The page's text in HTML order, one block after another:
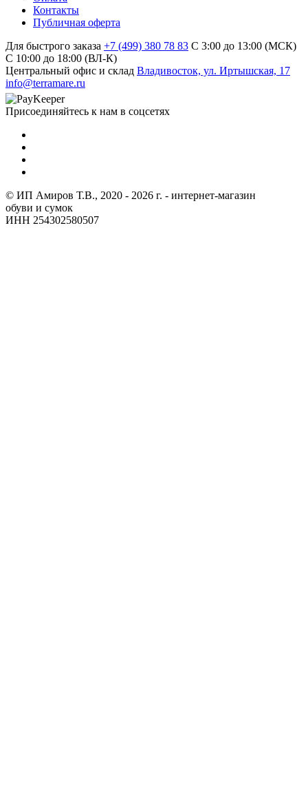
Контакты
Публичная оферта
Для быстрого заказа +7 (499) 380 78 83 С 3:00 до 13:00 (МСК)
C 10:00 до 18:00 (ВЛ-К)
Центральный офис и склад Владивосток, ул. Иртышская, 17
info@terramare.ru
Присоединяйтесь к нам в соцсетях
© ИП Амиров Т.В., 2020 - 2026 г. - интернет-магазин
обуви и сумок
ИНН 254302580507